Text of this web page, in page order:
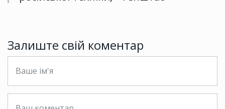
Залиште свій коментар